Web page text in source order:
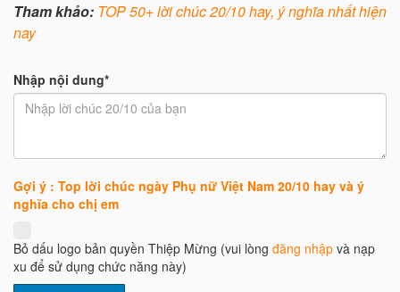
Tham khảo: TOP 50+ lời chúc 20/10 hay, ý nghĩa nhất hiện
nay
Nhập nội dung*
Gợi ý : Top lời chúc ngày Phụ nữ Việt Nam 20/10 hay và ý
nghĩa cho chị em
Bỏ dấu logo bản quyền Thiệp Mừng (vui lòng đăng nhập và nạp
xu để sử dụng chức năng này)